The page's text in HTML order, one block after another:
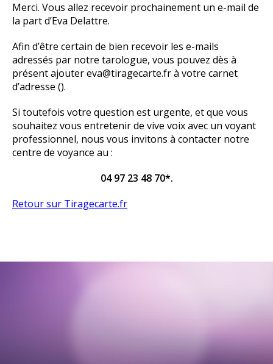
Merci. Vous allez recevoir prochainement un e-mail de
la part d’Eva Delattre.
Afin d’être certain de bien recevoir les e-mails
adressés par notre tarologue, vous pouvez dès à
présent ajoutereva@tiragecarte.frà votre carnet
d’adresse ().
Si toutefois votre question est urgente, et que vous
souhaitez vous entretenir de vive voix avec un voyant
professionnel, nous vous invitons à contacter notre
centre de voyance au :
04 97 23 48 70*.
Retour sur Tiragecarte.fr